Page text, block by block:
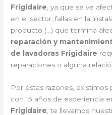
Frigidaire , ya que se ve
en el sector, fallas en la
producto (…) que termina
reparación y
de lavadoras Frigidaire
reparaciones o alguna
Por estas razones, existimos
con 15 años de experiencia
Frigidaire , te llevamos